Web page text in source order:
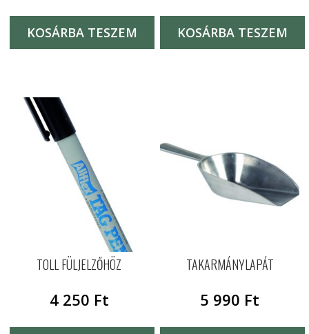
KOSÁRBA TESZEM KOSÁRBA TESZEM
TOLL FÜLJELZŐHÖZ
4 250 Ft
TAKARMÁNYLAPÁT
5 990 Ft